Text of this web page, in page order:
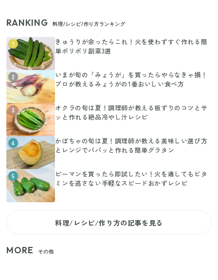
RANKING 料理/レシピ/作り方ランキング
1
きゅうりが余ったらこれ！火を使わずすぐ作れる簡
単ポリポリ副菜3選
2
いまが旬の「みょうが」を買ったらやらなきゃ損！
プロが教えるみょうがの1番おいしい食べ方
3
オクラの旬は夏！調理師が教える板ずりのコツとサ
ッと作れる絶品冷やし汁レシピ
4
かぼちゃの旬は夏！調理師が教える美味しい選び方
とレンジでパパッと作れる簡単グラタン
5
ピーマンを買ったら即試したい！火を通してもビタ
ミンを逃さない手軽なスピードおかずレシピ
料理/レシピ/作り方の記事を見る
MORE その他